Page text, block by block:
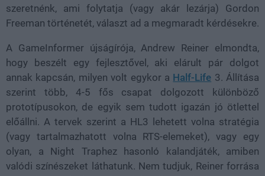
szeretnénk, ami folytatja (vagy akár lezárja) Gordon
Freeman történetét, választ ad a megmaradt kérdésekre.
A GameInformer újságírója, Andrew Reiner elmondta,
hogy beszélt egy fejlesztővel, aki elárult pár dolgot
annak kapcsán, milyen volt egykor a Half-Life 3. Állítása
szerint több, 4-5 fős csapat dolgozott különböző
prototípusokon, de egyik sem tudott igazán jó ötlettel
előállni. A tervek szerint a HL3 lehetett volna stratégia
(vagy tartalmazhatott volna RTS-elemeket), vagy egy
olyan, a Night Traphez hasonló kalandjáték, amiben
valódi színészeket láthatunk. Nem tudjuk, Reiner forrása